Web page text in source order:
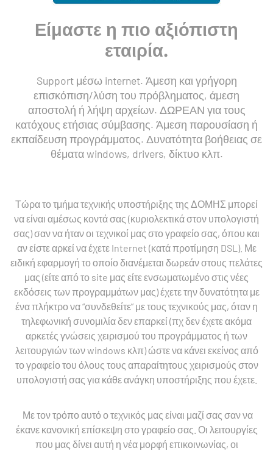
Είμαστε η πιο αξιόπιστη
εταιρία.
Support μέσω internet. Άμεση και γρήγορη
επισκόπιση/λύση του πρόβληματος, άμεση
αποστολή ή λήψη αρχείων. ΔΩΡΕΑΝ γιατους
κατόχους ετήσιας σύμβασης. Άμεση παρουσίαση ή
εκπαίδευση προγράμματος. Δυνατότητα βοήθειας σε
θέματα windows, drivers, δίκτυο κλπ.
Τώρα το τμήμα τεχνικής υποστήριξης της ΔΟΜΗΣ μπορεί
να είναι αμέσως κοντά σας (κυριολεκτικά στον υπολογιστή
σας) σαν να ήταν οι τεχνικοί μας στο γραφείο σας, όπου και
αν είστε αρκεί να έχετε Internet (κατά προτίμηση DSL). Με
ειδική εφαρμογή το οποίο διανέμεται δωρεάν στους πελάτες
μας (είτε από το site μας είτε ενσωματωμένο στις νέες
εκδόσεις των προγραμμάτων μας) έχετε την δυνατότητα με
ένα πλήκτρο να “συνδεθείτε” με τους τεχνικούς μας, όταν η
τηλεφωνική συνομιλία δεν επαρκεί (πχ δεν έχετε ακόμα
αρκετές γνώσεις χειρισμού του προγράμματος ή των
λειτουργιών των windows κλπ) ώστε να κάνει εκείνος από
το γραφείο του όλους τους απαραίτητους χειρισμούς στον
υπολογιστή σας για κάθε ανάγκη υποστήριξης που έχετε.
Με τον τρόπο αυτό ο τεχνικός μας είναι μαζί σας σαν να
έκανε κανονική επίσκεψη στο γραφείο σας. Οι λειτουργίες
που μας δίνει αυτή η νέα μορφή επικοινωνίας, οι